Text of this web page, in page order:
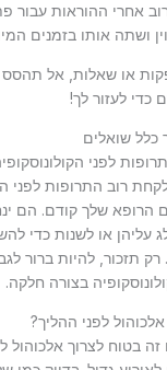
אחרי ההוראות עבור
ושתה אותו בזמנים
או שאלות, אל תהסס
לעזור לך!
כלל שואלים
לפני
רוב התרופות לפני
הרופא שלך קודם. הם
עליהן או לשנות כדי
תזכור, להיות ברור
בצורה חלקה.
לפני ההליך?
בטוח לצרוך אלכוהול